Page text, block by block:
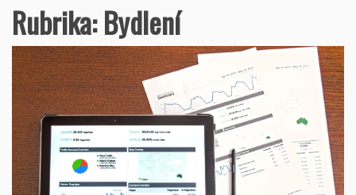
Rubrika:Bydlení